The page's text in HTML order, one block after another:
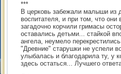
***
В церковь забежали малыши из
воспитателя, и при том, что они
загадочно корчили гримасы
оставались детьми... стайкой
ангела, неумело
"Древние" старушки не успели
улыбалась и благодарила ту, у
здесь остаться... Лучшего